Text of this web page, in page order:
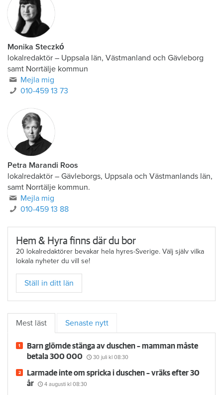
Monika Steczkó
lokalredaktör – Uppsala län, Västmanland och Gävleborg
samt Norrtälje kommun
Mejla mig
010-459 13 73
Petra Marandi Roos
lokalredaktör – Gävleborgs, Uppsala och Västmanlands län,
samt Norrtälje kommun.
Mejla mig
010-459 13 88
Hem & Hyra finns där du bor
20 lokalredaktörer bevakar hela hyres-Sverige. Välj själv vilka
lokala nyheter du vill se!
Ställ in ditt län
Mest läst Senaste nytt
Barn glömde stänga av duschen – mamman måste
betala 300 000
30 juli kl 08:30
Larmade inte om spricka i duschen – vräks efter 30
år
4 augusti kl 08:30